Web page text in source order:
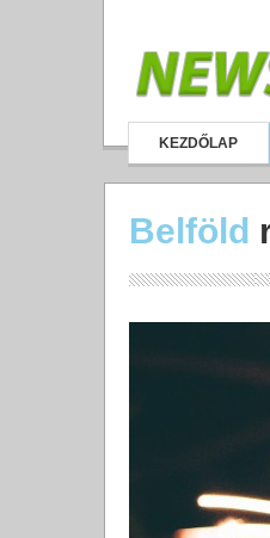
KEZDŐLAP
Belföld